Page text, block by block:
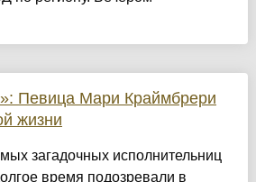
Певица Мари Краймбрери
жизни
загадочных исполнительниц
время подозревали в